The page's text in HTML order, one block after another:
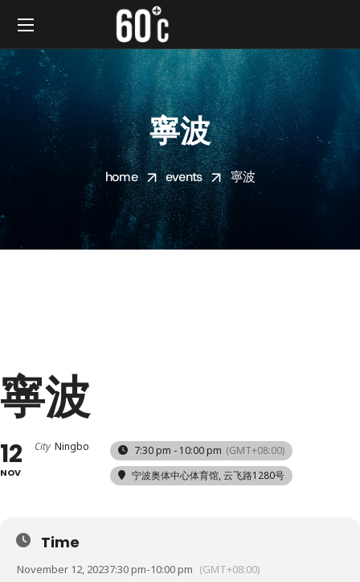
寧波
home events 寧波
寧波
12
NOV
City Ningbo 7:30 pm - 10:00 pm (GMT+08:00)
宁波奥体中心体育馆, 云飞路1280号
Time
November 12, 20237:30 pm-10:00 pm (GMT+08:00)